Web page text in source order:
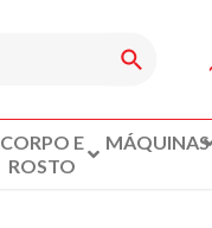
CORPO E
ROSTO
MÁQUINAS